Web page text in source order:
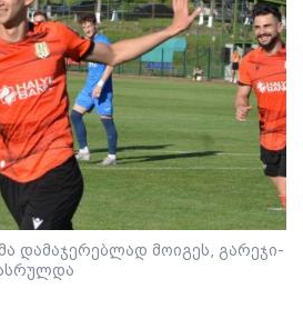
დამაჯერებლად მოიგეს, გარეჯი-